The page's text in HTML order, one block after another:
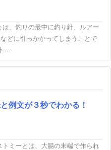
は、釣りの最中に釣り針、ルアー
どに引っかかってしまうことで
...
例文が３秒でわかる！
トミーとは、大腸の末端で作られ